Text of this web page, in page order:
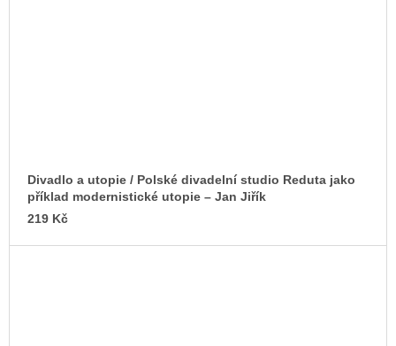
Divadlo a utopie / Polské divadelní studio Reduta jako
příklad modernistické utopie – Jan Jiřík
219 Kč